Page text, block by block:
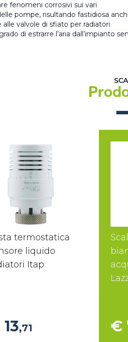
fenomeni corrosivi sui vari
pompe, risultando fastidiosa
valvole di sfiato per radiatori
di estrarre l’aria dall’impianto
termostatica
liquido
Itap
,71 €